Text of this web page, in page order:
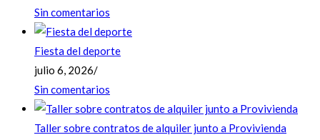
Sin comentarios
Fiesta del deporte
julio 6, 2026/
Sin comentarios
Taller sobre contratos de alquiler junto a Provivienda